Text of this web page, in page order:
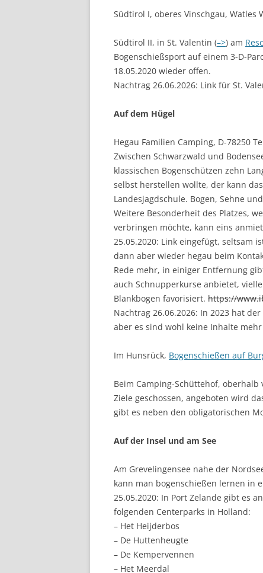
Südtirol I, oberes Vinschgau, Watles
Südtirol II, in St. Valentin (–>) am
Bogenschießsport auf einem 3-D-
18.05.2020 wieder offen.
Nachtrag 26.06.2026: Link für St.
Auf dem Hügel
Hegau Familien Camping, D-78250
Zwischen Schwarzwald und
klassischen Bogenschützen zehn
selbst herstellen wollte, der kann
Landesjagdschule. Bogen, Sehne
Weitere Besonderheit des Platzes,
verbringen möchte, kann eins
25.05.2020: Link eingefügt, seltsam
dann aber wieder hegau beim
Rede mehr, in einiger Entfernung
auch Schnupperkurse anbietet,
Blankbogen favorisiert. https://
Nachtrag 26.06.2026: In 2023 hat
aber es sind wohl keine Inhalte
Im Hunsrück, Bogenschießen auf
Beim Camping-Schüttehof, oberhalb
Ziele geschossen, angeboten wird
gibt es neben den obligatorischen
Auf der Insel und am See
Am Grevelingensee nahe der
kann man bogenschießen lernen in
25.05.2020: In Port Zelande gibt es
folgenden Centerparks in Holland:
– Het Heijderbos
– De Huttenheugte
– De Kempervennen
– Het Meerdal